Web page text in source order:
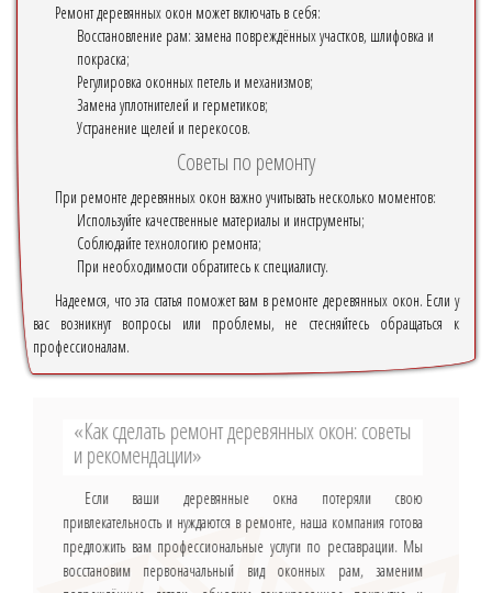
Ремонт деревянных окон может включать в себя:
Восстановление рам: замена повреждённых участков, шлифовка и
покраска;
Регулировка оконных петель и механизмов;
Замена уплотнителей и герметиков;
Устранение щелей и перекосов.
Советы по ремонту
При ремонте деревянных окон важно учитывать несколько моментов:
Используйте качественные материалы и инструменты;
Соблюдайте технологию ремонта;
При необходимости обратитесь к специалисту.
Надеемся, что эта статья поможет вам в ремонте деревянных окон. Если у
вас возникнут вопросы или проблемы, не стесняйтесь обращаться к
профессионалам.
«Как сделать ремонт деревянных окон: советы
и рекомендации»
Если ваши деревянные окна потеряли свою
привлекательность и нуждаются в ремонте, наша компания готова
предложить вам профессиональные услуги по реставрации. Мы
восстановим первоначальный вид оконных рам, заменим